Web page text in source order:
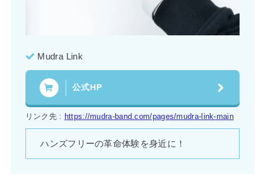
Mudra Link
公式HP
リンク先 : https://mudra-band.com/pages/mudra-link-main
ハンズフリーの革命体験を身近に！